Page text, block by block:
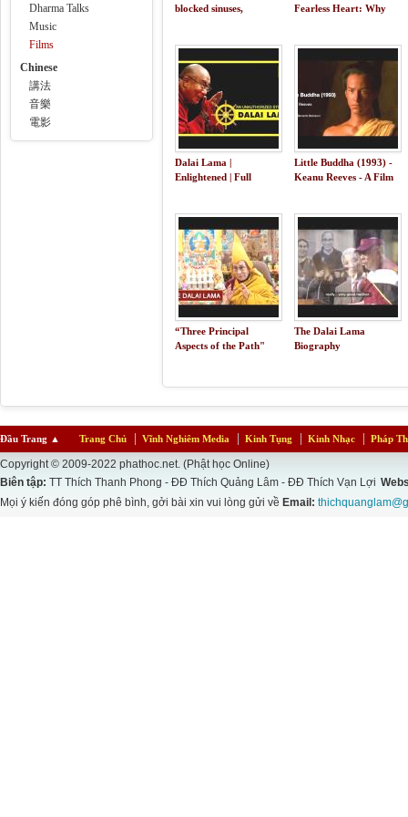
Dharma Talks
Music
Films
Chinese
講法
音樂
電影
blocked sinuses,
Fearless Heart: Why
Dalai Lama |
Enlightened | Full
Little Buddha (1993) -
Keanu Reeves - A Film
“Three Principal
Aspects of the Path"
The Dalai Lama
Biography
Đầu Trang ▲ Trang Chủ Vĩnh Nghiêm Media Kinh Tụng Kinh Nhạc Pháp
Copyright © 2009-2022 phathoc.net. (Phật học Online)
Biên tập: TT Thích Thanh Phong - ĐĐ Thích Quảng Lâm - ĐĐ Thích Vạn Lợi
Mọi ý kiến đóng góp phê bình, gởi bài xin vui lòng gửi về Email: